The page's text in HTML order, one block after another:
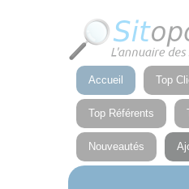
Accueil Top
Top Référents
Nouveautés